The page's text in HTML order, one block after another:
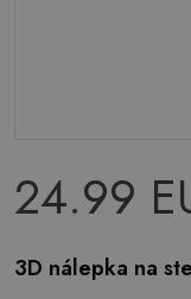
24.99
3D nálepka na